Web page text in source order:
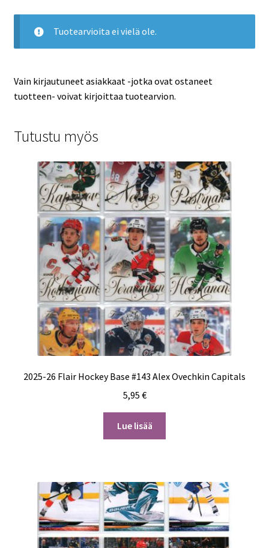
Tuotearvioita ei vielä ole.
Vain kirjautuneet asiakkaat -jotka ovat ostaneet
tuotteen- voivat kirjoittaa tuotearvion.
Tutustu myös
2025-26 Flair Hockey Base #143 Alex Ovechkin Capitals
5,95 €
Lue lisää